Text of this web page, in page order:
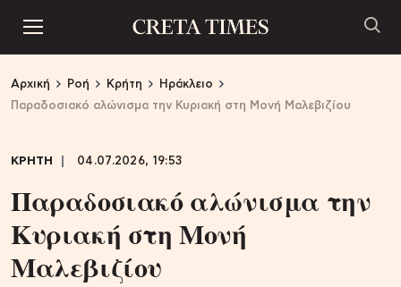
Αρχική Ροή Κρήτη
Ηράκλειο
Παραδοσιακό αλώνισμα την Κυριακή στη Μονή Μαλεβιζίου
ΚΡΗΤΗ 04.07.2026, 19:53
Παραδοσιακό αλώνισμα την
Κυριακή στη Μονή
Μαλεβιζίου